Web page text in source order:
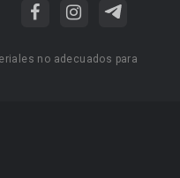
no adecuados para